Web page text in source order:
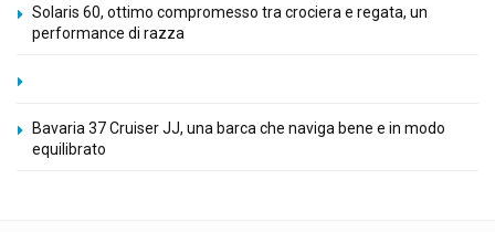
Solaris 60, ottimo compromesso tra crociera e regata, un
performance di razza
Bavaria 37 Cruiser JJ, una barca che naviga bene e in modo
equilibrato